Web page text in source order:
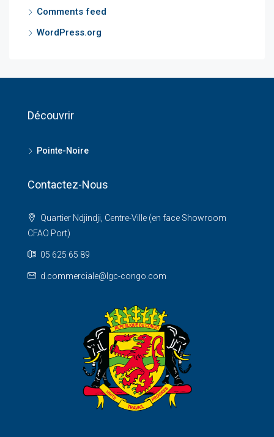
Comments feed
WordPress.org
Découvrir
Pointe-Noire
Contactez-Nous
Quartier Ndjindji, Centre-Ville (en face Showroom
CFAO Port)
05 625 65 89
d.commerciale@lgc-congo.com